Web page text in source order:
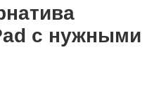
с нужными